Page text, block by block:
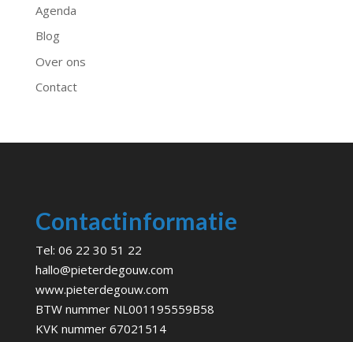
Agenda
Blog
Over ons
Contact
Contactinformatie
Tel: 06 22 30 51 22
hallo@pieterdegouw.com
www.pieterdegouw.com
BTW nummer NL001195559B58
KVK nummer 67021514